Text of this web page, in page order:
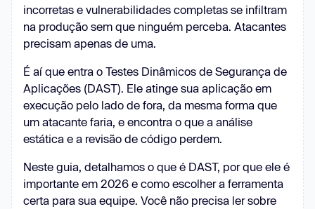
incorretas e vulnerabilidades completas se infiltram
na produção sem que ninguém perceba. Atacantes
precisam apenas de uma.
É aí que entra o Testes Dinâmicos de Segurança de
Aplicações (DAST). Ele atinge sua aplicação em
execução pelo lado de fora, da mesma forma que
um atacante faria, e encontra o que a análise
estática e a revisão de código perdem.
Neste guia, detalhamos o que é DAST, por que ele é
importante em 2026 e como escolher a ferramenta
certa para sua equipe. Você não precisa ler sobre